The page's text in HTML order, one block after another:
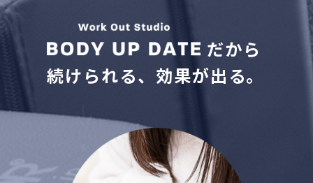
だから
続けられる、効果が出る。